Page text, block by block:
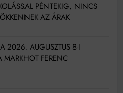
PÉNTEKIG, NINCS
AZ ÁRAK
2026. AUGUSZTUS 8-I
MARKHOT FERENC